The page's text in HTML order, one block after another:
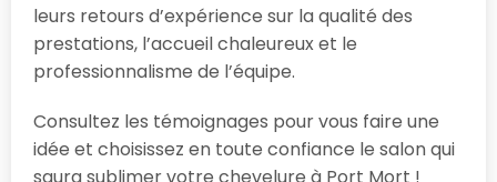
leurs retours d’expérience sur la qualité des
prestations, l’accueil chaleureux et le
professionnalisme de l’équipe.
Consultez les témoignages pour vous faire une
idée et choisissez en toute confiance le salon qui
saura sublimer votre chevelure à Port Mort !